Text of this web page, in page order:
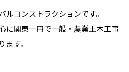
ルコンストラクションです。
に関東一円で一般・農業土木工事
す。